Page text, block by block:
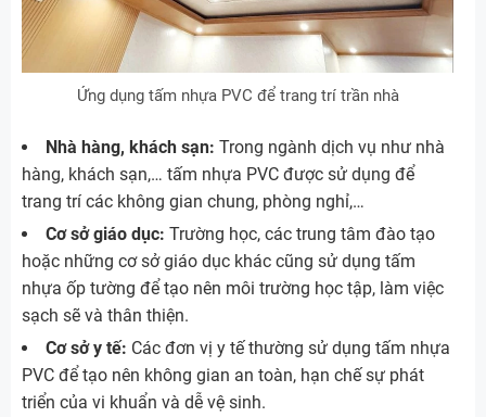
Ứng dụng tấm nhựa PVC để trang trí trần nhà
Nhà hàng, khách sạn: Trong ngành dịch vụ như nhà
hàng, khách sạn,… tấm nhựa PVC được sử dụng để
trang trí các không gian chung, phòng nghỉ,…
Cơ sở giáo dục: Trường học, các trung tâm đào tạo
hoặc những cơ sở giáo dục khác cũng sử dụng tấm
nhựa ốp tường để tạo nên môi trường học tập, làm việc
sạch sẽ và thân thiện.
Cơ sở y tế: Các đơn vị y tế thường sử dụng tấm nhựa
PVC để tạo nên không gian an toàn, hạn chế sự phát
triển của vi khuẩn và dễ vệ sinh.